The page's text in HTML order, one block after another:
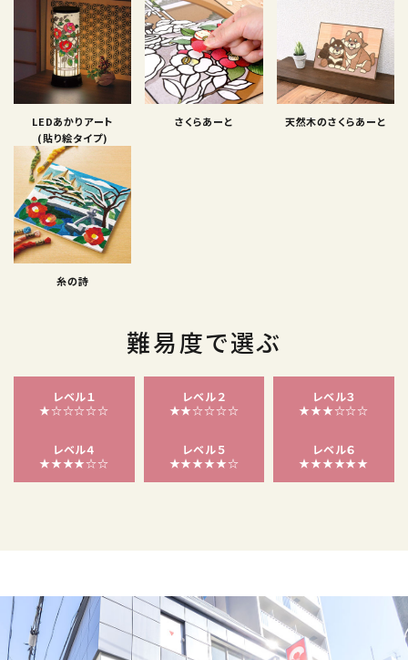
LEDあかりアート
(貼り絵タイプ)
さくらあーと 天然木のさくらあーと
糸の詩
難易度で選ぶ
レベル１
★☆☆☆☆☆
レベル２
★★☆☆☆☆
レベル３
★★★☆☆☆
レベル４
★★★★☆☆
レベル５
★★★★★☆
レベル６
★★★★★★